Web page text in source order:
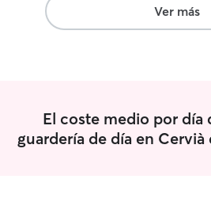
Ver más
El coste medio por día
guardería de día en Cervià